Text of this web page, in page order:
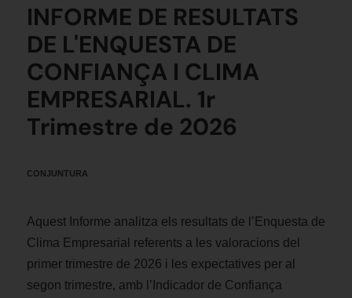
INFORME DE RESULTATS
DE L'ENQUESTA DE
CONFIANÇA I CLIMA
EMPRESARIAL. 1r
Trimestre de 2026
CONJUNTURA
Aquest Informe analitza els resultats de l’Enquesta de
Clima Empresarial referents a les valoracions del
primer trimestre de 2026 i les expectatives per al
segon trimestre, amb l’Indicador de Confiança